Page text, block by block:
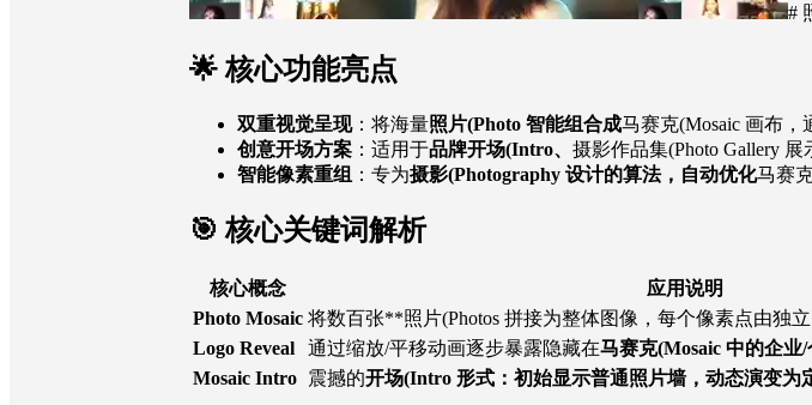
#
🌟 核心功能亮点
双重视觉呈现：将海量照片(Photo 智能组合成马赛克(Mosaic 画布，
创意开场方案 ：适用于品牌开场(Intro、 摄影作品集(Photo Gallery
智能像素重组 ：专为摄影(Photography 设计的算法，自动优化马赛
🎯 核心关键词解析
核心概念
应用说明
Photo Mosaic 将数百张**照片(Photos 拼接为整体图像，每个像素点由独
Logo Reveal
通过缩放/平移动画逐步暴露隐藏在马赛克(Mosaic 中的企业/
Mosaic Intro 震撼的开场(Intro 形式：初始显示普通照片墙，动态演变为